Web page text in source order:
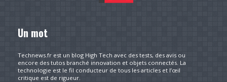
Un mot
Technews.fr est un blog High Tech avec des tests, des avis ou
encore des tutos branché innovation et objets connectés. La
technologie est le fil conducteur de tous les articles et l’œil
critique est de rigueur.